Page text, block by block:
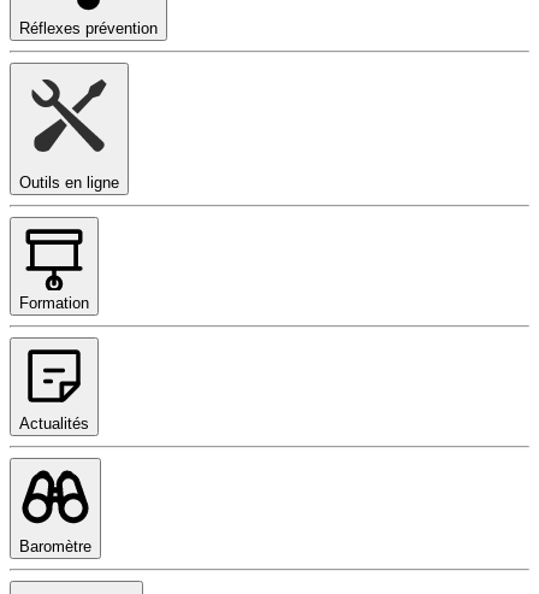
Réflexes prévention
Outils en ligne
Formation
Actualités
Baromètre